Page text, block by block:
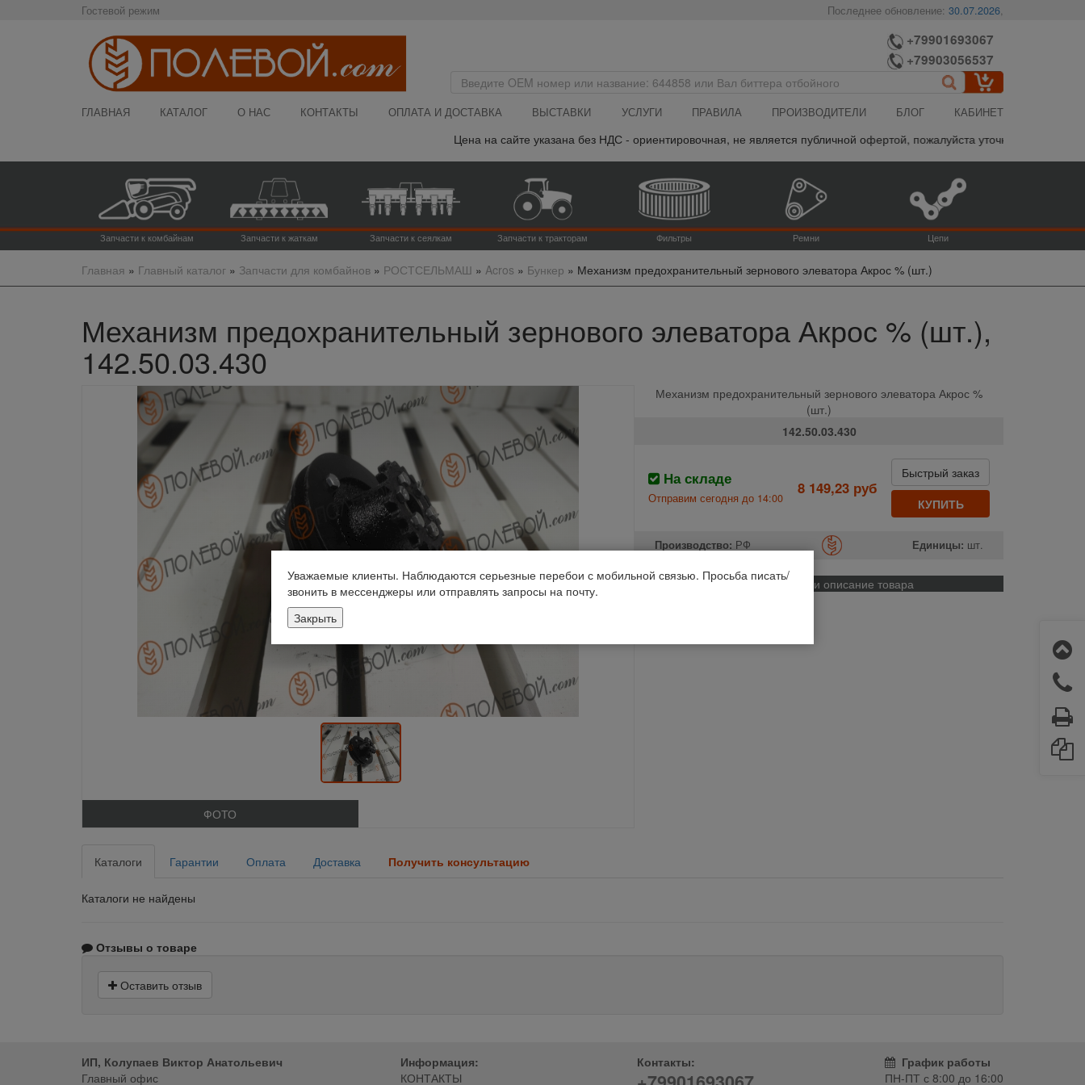
Гостевой режим Последнее обновление:30.07.2026,
+79901693067
+79903056537
ГЛАВНАЯ КАТАЛОГ О НАС КОНТАКТЫ ОПЛАТА И ДОСТАВКА ВЫСТАВКИ УСЛУГИ ПРАВИЛА ПРОИЗВОДИТЕЛИ БЛОГ КАБИНЕТ
Цена на сайте указана без НДС - ориентировочная, не является публичной офертой, пожалуйста уточняйте итоговую
Запчасти к комбайнам Запчасти к жаткам Запчасти к сеялкам Запчасти к тракторам Фильтры Ремни Цепи
Главная » Главный каталог» Запчасти для комбайнов» РОСТСЕЛЬМАШ » Acros » Бункер » Механизм предохранительный зернового элеватора Акрос % (шт.)
Механизм предохранительный зернового элеватора Акрос % (шт.),
142.50.03.430
ФОТО
Механизм предохранительный зернового элеватора Акрос %
(шт.)
142.50.03.430
На складе
Отправим сегодня до 14:00
8 149,23 руб
Быстрый заказ
КУПИТЬ
Производство: РФ Единицы: шт.
Применяемость и описание товара
Каталоги Гарантии Оплата Доставка Получить консультацию
Каталоги не найдены
Отзывы о товаре
Оставить отзыв
ИП, Колупаев Виктор Анатольевич
Главный офис
Информация:
КОНТАКТЫ
Контакты:
График работы
ПН-ПТ с8:00 до 16:00
Уважаемые клиенты. Наблюдаются серьезные перебои с мобильной связью. Просьба писать/
звонить в мессенджеры или отправлять запросы на почту.
Закрыть